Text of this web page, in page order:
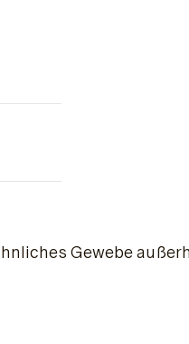
Gewebe